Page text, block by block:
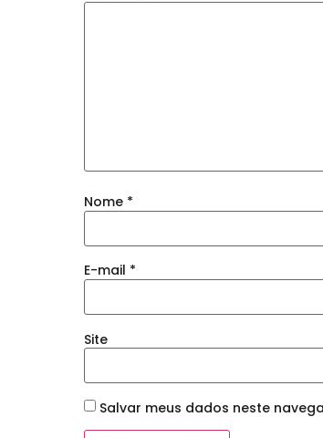
Nome *
E-mail *
Site
Salvar meus dados neste